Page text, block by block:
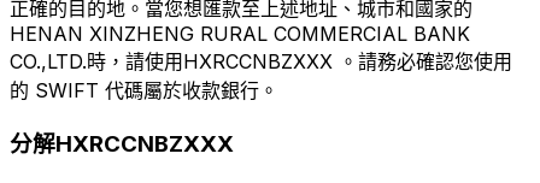
正確的目的地。當您想匯款至上述地址、城市和國家的
HENAN XINZHENG RURAL COMMERCIAL BANK
CO.,LTD.時，請使用HXRCCNBZXXX 。請務必確認您使用
的 SWIFT 代碼屬於收款銀行。
分解HXRCCNBZXXX